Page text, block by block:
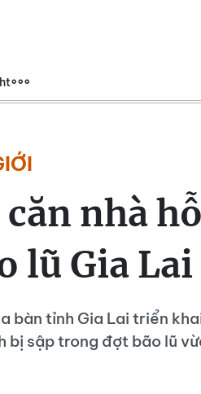
nhà
lũ Gia Lai
bàn tỉnh Gia Lai triển
bị sập trong đợt bão lũ